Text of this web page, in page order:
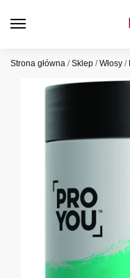
Strona główna /Sklep /Włosy /